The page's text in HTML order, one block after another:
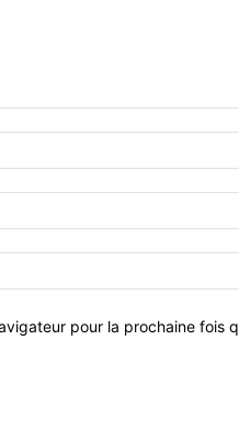
pour la prochaine fois